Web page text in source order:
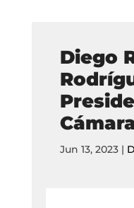
Diego
Jun 13, 2023|